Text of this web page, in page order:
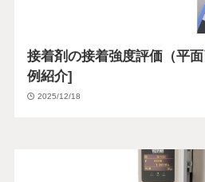
接着剤の接着強度評価（平
例紹介]
2025/12/18